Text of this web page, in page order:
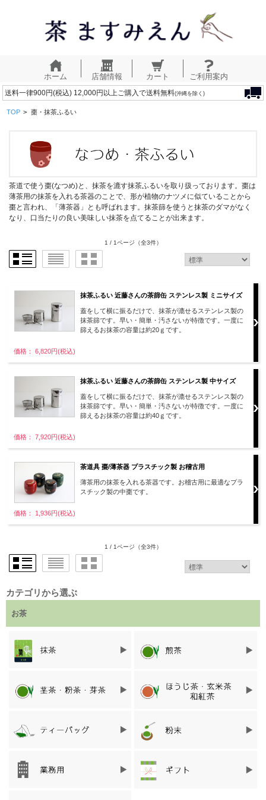
ホーム 店舗情報 カート ご利用案内
送料一律900円(税込) 12,000円以上ご購入で送料無料(沖縄を除く)
TOP > 棗・抹茶ふるい
茶道で使う棗(なつめ)と、抹茶を漉す抹茶ふるいを取り扱っております。棗は
薄茶用の抹茶を入れる茶器のことで、形が植物のナツメに似ていることから
棗と言われ、「薄茶器」とも呼ばれます。抹茶篩を使うと抹茶のダマがなく
なり、口当たりの良い美味しい抹茶を点てることが出来ます。
1 / 1ページ （全3件）
抹茶ふるい 近藤さんの茶篩缶 ステンレス製 ミニサイズ
蓋をして横に振るだけで、抹茶が漉せるステンレス製の
抹茶篩です。早い・簡単・汚さないが特徴です。一度に
篩えるお抹茶の容量は約20ｇです。
価格： 6,820円(税込)
抹茶ふるい 近藤さんの茶篩缶 ステンレス製 中サイズ
蓋をして横に振るだけで、抹茶が漉せるステンレス製の
抹茶篩です。早い・簡単・汚さないが特徴です。一度に
篩えるお抹茶の容量は約40ｇです。
価格： 7,920円(税込)
茶道具 棗/薄茶器 プラスチック製 お稽古用
薄茶用の抹茶を入れる茶器です。お稽古用に最適なプラ
スチック製の中棗です。
価格： 1,936円(税込)
1 / 1ページ （全3件）
カテゴリから選ぶ
お茶